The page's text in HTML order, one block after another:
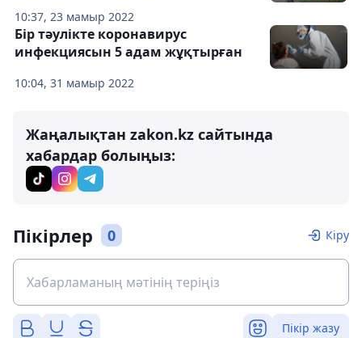
10:37, 23 мамыр 2022
10:04, 31 мамыр 2022
Бір тәулікте коронавирус
инфекциясын 5 адам жұқтырған
Жаңалықтан zakon.kz сайтында
хабардар болыңыз:
Пікірлер 0 Кіру
Пікір жазу